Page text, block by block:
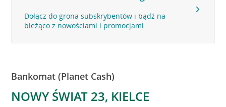
Dołącz do grona subskrybentów i bądź na
bieżąco z nowościami i promocjami
Bankomat (Planet Cash)
NOWY ŚWIAT 23, KIELCE